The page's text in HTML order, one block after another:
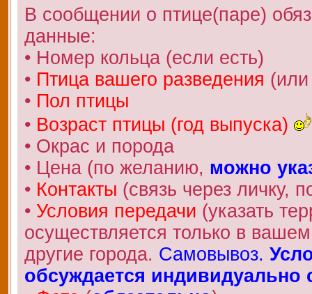
В сообщении о птице(паре)
данные:
• Номер кольца (если есть)
• Птица вашего разведения
• Пол птицы
• Возраст птицы (год выпуска)
• Окрас и порода
• Цена (по желанию, можно
• Контакты (связь через личку,
• Условия передачи (указать
осуществляется только в
другие города. Самовывоз.
обсуждается индивидуально